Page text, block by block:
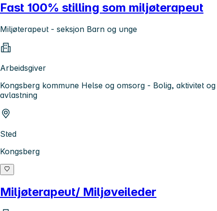
Fast 100% stilling som miljøterapeut
Miljøterapeut - seksjon Barn og unge
Arbeidsgiver
Kongsberg kommune Helse og omsorg - Bolig, aktivitet og
avlastning
Sted
Kongsberg
Miljøterapeut/ Miljøveileder